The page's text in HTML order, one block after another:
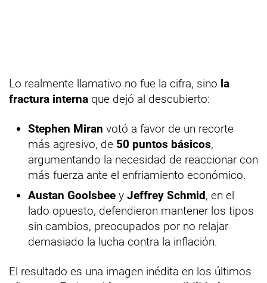
Lo realmente llamativo no fue la cifra, sino la
fractura interna que dejó al descubierto:
Stephen Miran votó a favor de un recorte
más agresivo, de 50 puntos básicos,
argumentando la necesidad de reaccionar con
más fuerza ante el enfriamiento económico.
Austan Goolsbee y Jeffrey Schmid, en el
lado opuesto, defendieron mantener los tipos
sin cambios, preocupados por no relajar
demasiado la lucha contra la inflación.
El resultado es una imagen inédita en los últimos